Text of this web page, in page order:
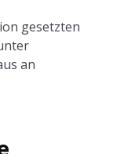
gesetzten
an